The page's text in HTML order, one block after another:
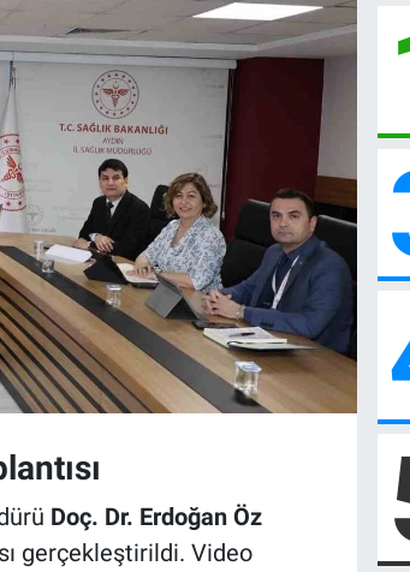
Doç. Dr. Erdoğan Öz
gerçekleştirildi. Video